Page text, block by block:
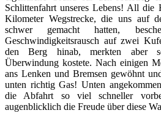
Schlittenfahrt unseres Lebens! All die
Kilometer Wegstrecke, die uns auf
schwer gemacht hatten,
Geschwindigkeitsrausch auf zwei
den Berg hinab, merkten aber
Überwindung kostete. Nach einigen
ans Lenken und Bremsen gewöhnt
unten richtig Gas! Unten
die Abfahrt so viel schneller
augenblicklich die Freude über diese